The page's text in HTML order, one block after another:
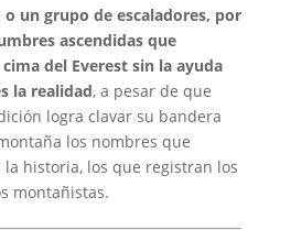
o un grupo de escaladores, por
ascendidas que
del Everest sin la ayuda
la realidad, a pesar de que
logra clavar su bandera
los nombres que
historia, los que registran los
montañistas.